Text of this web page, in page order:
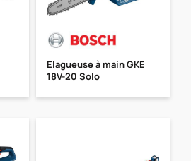
Elagueuse à main GKE
18V-20 Solo